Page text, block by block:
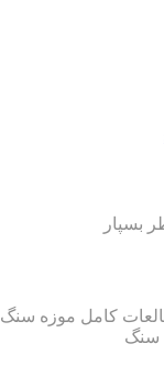
بسپار
کامل موزه سنگ